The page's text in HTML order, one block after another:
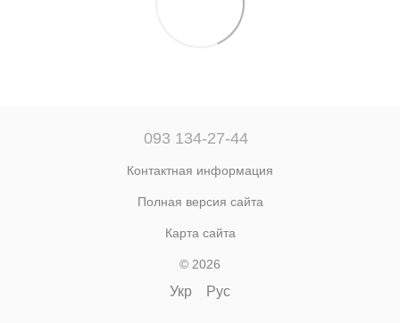
093 134-27-44
Контактная информация
Полная версия сайта
Карта сайта
© 2026
Укр Рус